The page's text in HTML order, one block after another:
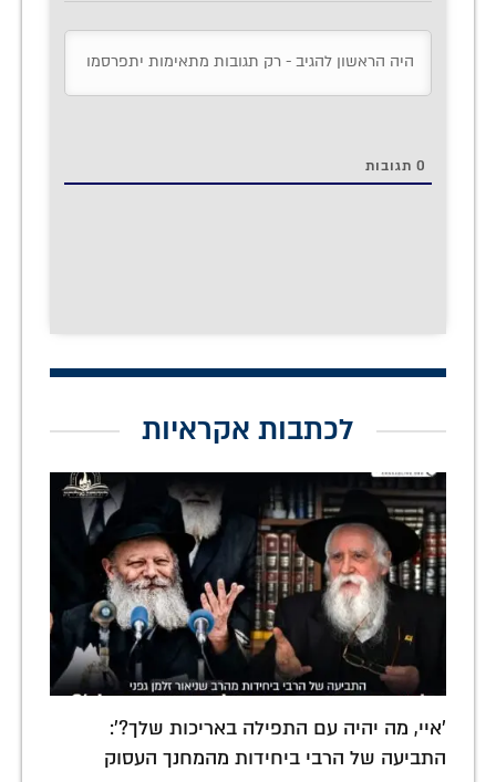
0 תגובות
לכתבות אקראיות
'איי, מה יהיה עם התפילה באריכות שלך?':
התביעה של הרבי ביחידות מהמחנך העסוק